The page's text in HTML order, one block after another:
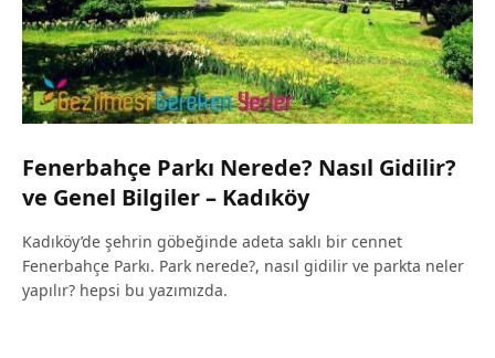
Fenerbahçe Parkı Nerede? Nasıl Gidilir?
ve Genel Bilgiler – Kadıköy
Kadıköy’de şehrin göbeğinde adeta saklı bir cennet
Fenerbahçe Parkı. Park nerede?, nasıl gidilir ve parkta neler
yapılır? hepsi bu yazımızda.